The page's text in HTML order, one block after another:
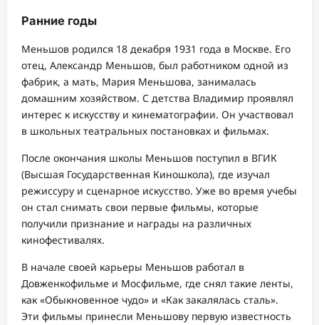
Ранние годы
Меньшов родился 18 декабря 1931 года в Москве. Его
отец, Александр Меньшов, был работником одной из
фабрик, а мать, Мария Меньшова, занималась
домашним хозяйством. С детства Владимир проявлял
интерес к искусству и кинематографии. Он участвовал
в школьных театральных постановках и фильмах.
После окончания школы Меньшов поступил в ВГИК
(Высшая Государственная Киношкола), где изучал
режиссуру и сценарное искусство. Уже во время учебы
он стал снимать свои первые фильмы, которые
получили признание и награды на различных
кинофестивалях.
В начале своей карьеры Меньшов работал в
Довженкофильме и Мосфильме, где снял такие ленты,
как «Обыкновенное чудо» и «Как закалялась сталь».
Эти фильмы принесли Меньшову первую известность